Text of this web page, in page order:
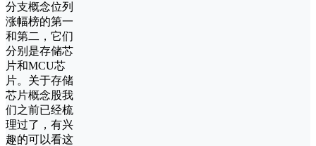
分支概念位列
涨幅榜的第一
和第二，它们
分别是存储芯
片和MCU芯
片。关于存储
芯片概念股我
们之前已经梳
理过了，有兴
趣的可以看这